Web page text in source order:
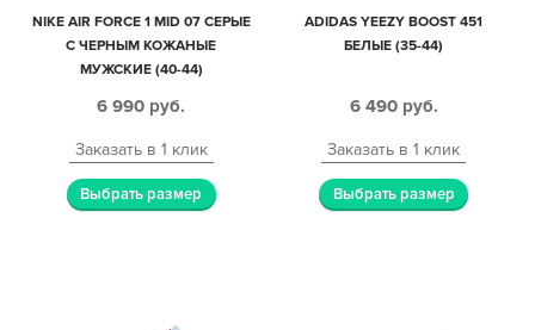
NIKE AIR FORCE 1 MID 07 СЕРЫЕ
С ЧЕРНЫМ КОЖАНЫЕ
МУЖСКИЕ (40-44)
6 990 руб.
Заказать в 1 клик
Выбрать размер
ADIDAS YEEZY BOOST 451
БЕЛЫЕ (35-44)
6 490 руб.
Заказать в 1 клик
Выбрать размер